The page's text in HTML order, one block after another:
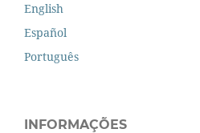
English
Español
Português
INFORMAÇÕES